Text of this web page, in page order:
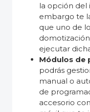
la opción del
embargo te
que uno de
ejecutar
Módulos de
podrás
manual o
de
accesorio